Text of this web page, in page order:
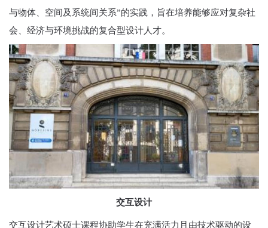
与物体、空间及系统间关系”的实践，旨在培养能够应对复杂社
会、经济与环境挑战的复合型设计人才。
交互设计
交互设计艺术硕士课程协助学生在充满活力且由技术驱动的设